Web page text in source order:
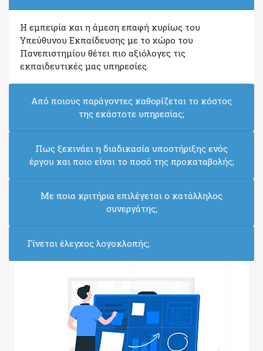
Η εμπειρία και η άμεση επαφή κυρίως του
Υπεύθυνου Εκπαίδευσης με το χώρο του
Πανεπιστημίου θέτει πιο αξιόλογες τις
εκπαιδευτικές μας υπηρεσίες.
Από ποιους παράγοντες καθορίζεται το κóστος
της εκάστοτε υπηρεσίας;
Πως ξεκινάει η διαδικασία υποστήριξης ενός
έργου και ποιο είναι το ποσό της προκαταβολής;
Με ποια κριτήρια επιλέγεται ο κατάλληλος
συνεργάτης;
Γίνεται έλεγχος λογοκλοπής;